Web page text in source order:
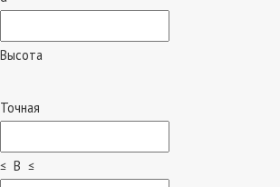
Высота
Точная
≤ B ≤